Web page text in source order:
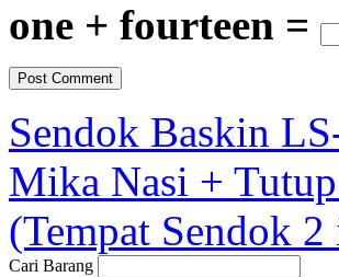
one + fourteen =
Sendok Baskin
Mika Nasi +
(Tempat Sendok
Cari Barang